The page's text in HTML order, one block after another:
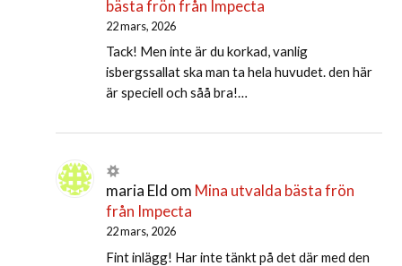
bästa frön från Impecta
22 mars, 2026
Tack! Men inte är du korkad, vanlig
isbergssallat ska man ta hela huvudet. den här
är speciell och såå bra!…
maria Eld om Mina utvalda bästa frön
från Impecta
22 mars, 2026
Fint inlägg! Har inte tänkt på det där med den